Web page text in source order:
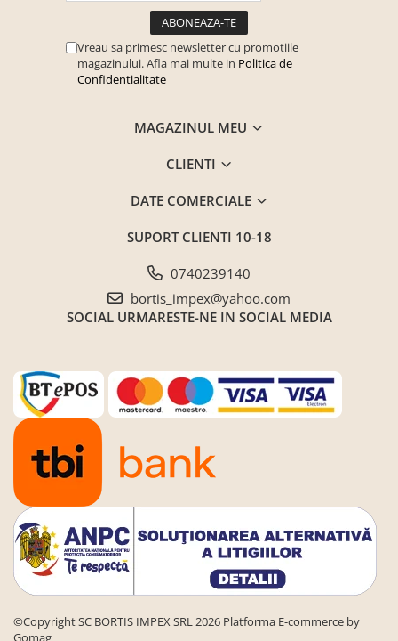
Vreau sa primesc newsletter cu promotiile
magazinului. Afla mai multe in Politica de
Confidentialitate
MAGAZINUL MEU
CLIENTI
DATE COMERCIALE
SUPORT CLIENTI 10-18
0740239140
bortis_impex@yahoo.com
SOCIAL URMARESTE-NE IN SOCIAL MEDIA
©Copyright SC BORTIS IMPEX SRL 2026 Platforma E-commerce by
Gomag